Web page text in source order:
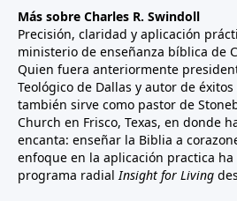
Más sobre Charles R. Swindoll
Precisión, claridad y aplicación
ministerio de enseñanza bíblica de
Quien fuera anteriormente
Teológico de Dallas y autor de
también sirve como pastor de
Church en Frisco, Texas, en donde
encanta: enseñar la Biblia a
enfoque en la aplicación practica
programa radialInsight for Living